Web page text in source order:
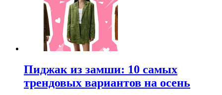
Пиджак из замши: 10 самых
трендовых вариантов на осень